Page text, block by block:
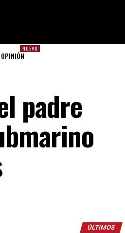
NUEVO
OPINIÓN
padre
ÚLTIMOS